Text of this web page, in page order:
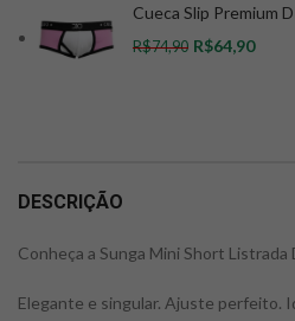
Cueca Slip Premium
R$74,90 R$64,90
DESCRIÇÃO
Conheça a Sunga Mini Short
Elegante e singular. Ajuste perfeito.